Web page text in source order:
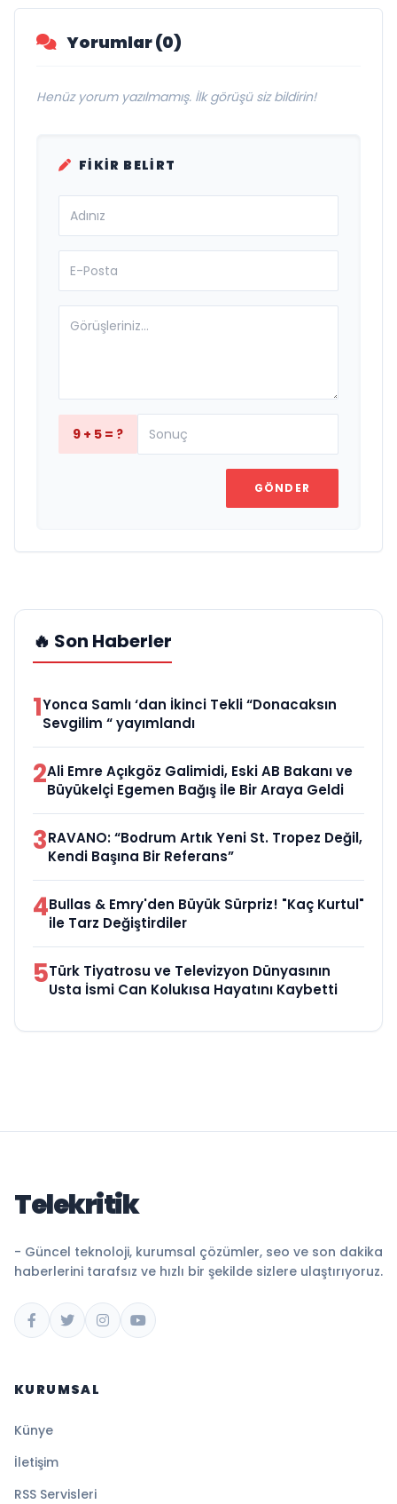
Yorumlar (0)
Henüz yorum yazılmamış. İlk görüşü siz bildirin!
FIKIR BELIRT
9 + 5 = ?
GÖNDER
🔥 Son Haberler
1Yonca Samlı ‘dan İkinci Tekli “Donacaksın
Sevgilim “ yayımlandı
2Ali Emre Açıkgöz Galimidi, Eski AB Bakanı ve
Büyükelçi Egemen Bağış ile Bir Araya Geldi
3RAVANO: “Bodrum Artık Yeni St. Tropez Değil,
Kendi Başına Bir Referans”
4Bullas & Emry'den Büyük Sürpriz! "Kaç Kurtul"
ile Tarz Değiştirdiler
5Türk Tiyatrosu ve Televizyon Dünyasının
Usta İsmi Can Kolukısa Hayatını Kaybetti
Telekritik
- Güncel teknoloji, kurumsal çözümler, seo ve son dakika
haberlerini tarafsız ve hızlı bir şekilde sizlere ulaştırıyoruz.
KURUMSAL
Künye
İletişim
RSS Servisleri